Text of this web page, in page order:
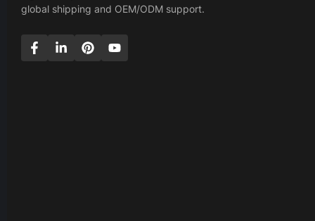
global shipping and OEM/ODM support.